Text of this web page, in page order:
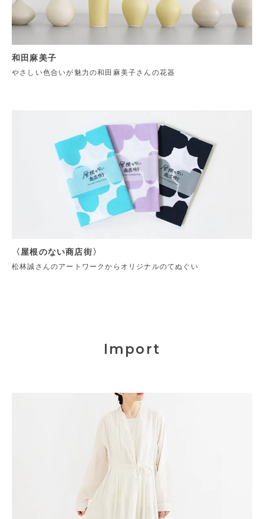
和田麻美子
やさしい色合いが魅力の和田麻美子さんの花器
〈屋根のない商店街〉
松林誠さんのアートワークからオリジナルのてぬぐい
Import